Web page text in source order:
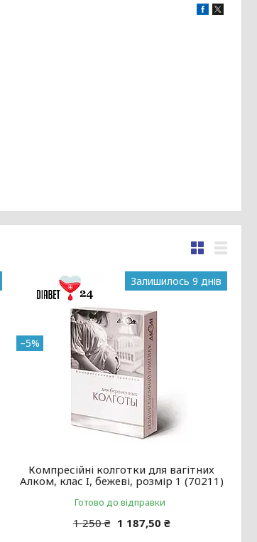
–5%
Залишилось 9 днів
Компресійні колготки для вагітних
Алком, клас I, бежеві, розмір 1 (70211)
Готово до відправки
1 250 ₴ 1 187,50 ₴